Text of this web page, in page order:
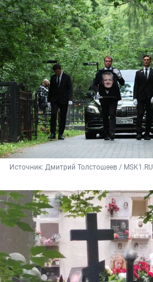
Источник: Дмитрий Толстошеев / MSK1.RU